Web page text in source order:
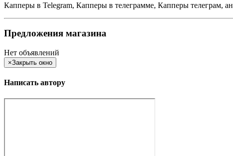
Капперы в Telegram, Капперы в телеграмме, Капперы телеграм,
Предложения магазина
Нет объявлений
×Закрыть окно
Написать автору